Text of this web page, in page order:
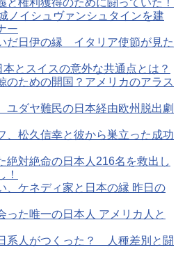
と権利獲得のために闘っていた！
ノイシュヴァンシュタインを建
ー
だ日伊の縁 イタリア使節が見た
とスイスの意外な共通点とは？
のための開国？アメリカのアラス
ダヤ難民の日本経由欧州脱出劇
、松久信幸と彼から巣立った成功
絶対絶命の日本人216名を救出し
！
、ケネディ家と日本の縁 昨日の
った唯一の日本人 アメリカ人と
系人がつくった？ 人種差別と闘